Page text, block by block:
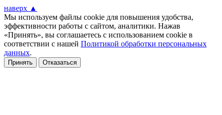
наверх ▲
Мы используем файлы cookie для повышения удобства,
эффективности работы с сайтом, аналитики. Нажав
«Принять», вы соглашаетесь с использованием cookie в
соответствии с нашей Политикой обработки персональных
данных.
Принять Отказаться